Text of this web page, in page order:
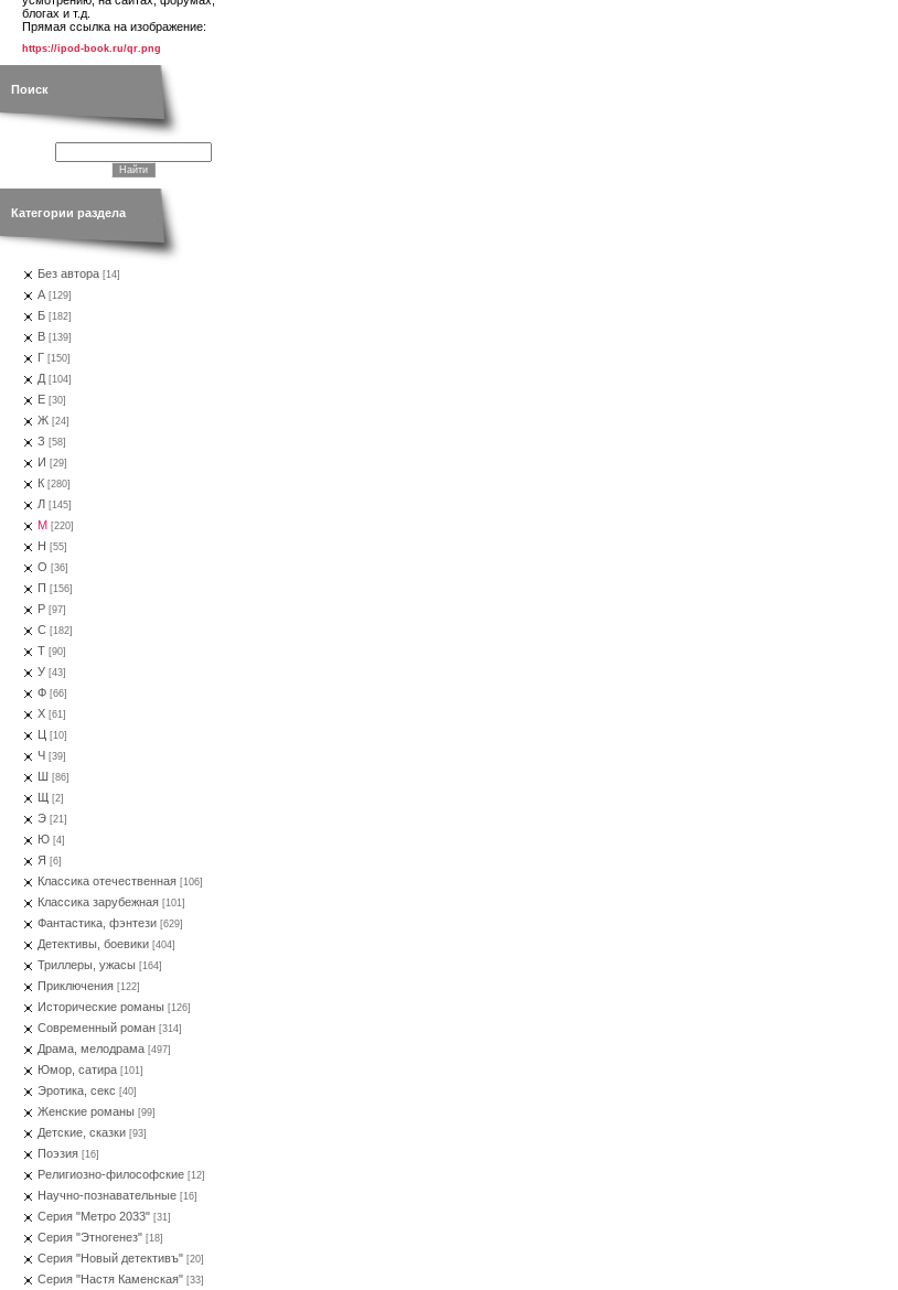
блогах и т.д.
Прямая ссылка на изображение:
https://ipod-book.ru/qr.png
Поиск
Категории раздела
Без автора [14]
А [129]
Б [182]
В [139]
Г [150]
Д [104]
Е [30]
Ж [24]
З [58]
И [29]
К [280]
Л [145]
М [220]
Н [55]
О [36]
П [156]
Р [97]
С [182]
Т [90]
У [43]
Ф [66]
Х [61]
Ц [10]
Ч [39]
Ш [86]
Щ [2]
Э [21]
Ю [4]
Я [6]
Классика отечественная [106]
Классика зарубежная [101]
Фантастика, фэнтези [629]
Детективы, боевики [404]
Триллеры, ужасы [164]
Приключения [122]
Исторические романы [126]
Современный роман [314]
Драма, мелодрама [497]
Юмор, сатира [101]
Эротика, секс [40]
Женские романы [99]
Детские, сказки [93]
Поэзия [16]
Религиозно-философские [12]
Научно-познавательные [16]
Серия "Метро 2033" [31]
Серия "Этногенез" [18]
Серия "Новый детективъ" [20]
Серия "Настя Каменская" [33]